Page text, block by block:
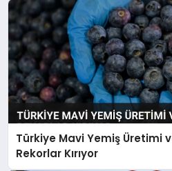
Türkiye Mavi Yemiş Üretimi
Rekorlar Kırıyor